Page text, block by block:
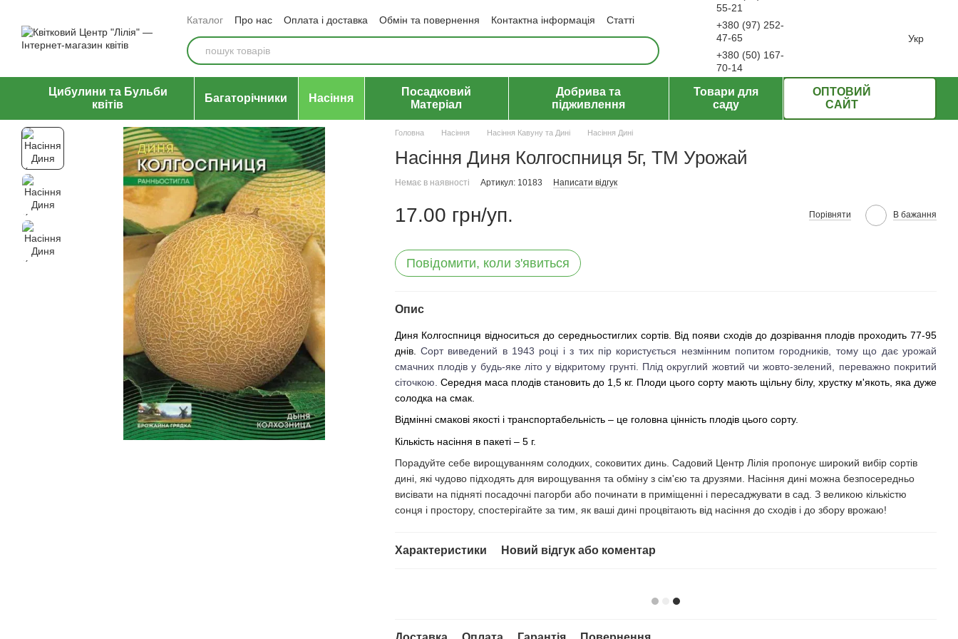
Каталог Про нас Оплата і доставка Обмін та повернення Контактна інформація
Статті
Відгуки про магазин
Угода користувача Політика конфіденційності Договір публічної оферти
55-21
+380 (97) 252-
47-65
+380 (50) 167-
70-14
Укр
Цибулини та Бульби
квітів
Багаторічники Насіння
Посадковий
Матеріал
Добрива та
підживлення
Товари для
саду
ОПТОВИЙ
САЙТ
Головна Насіння Насіння Кавуну та Дині Насіння Дині
Насіння Диня Колгоспниця 5г, ТМ Урожай
Немає в наявності Артикул: 10183 Написати відгук
17.00 грн/уп. Порівняти В бажання
Повідомити, коли з'явиться
Опис
Диня Колгоспниця відноситься до середньостиглих сортів. Від появи сходів до дозрівання плодів проходить 77-95
днів. Сорт виведений в 1943 році і з тих пір користується незмінним попитом городників, тому що дає урожай
смачних плодів у будь-яке літо у відкритому грунті.
Плід округлий жовтий чи жовто-зелений, переважно покритий
сіточкою. Середня маса плодів становить до 1,5 кг. Плоди цього сорту мають щільну білу, хрустку м'якоть, яка дуже
солодка на смак.
Відмінні смакові якості і транспортабельність – це головна цінність плодів цього сорту.
Кількість насіння в пакеті – 5 г.
Порадуйте себе вирощуванням солодких, соковитих динь. Садовий Центр Лілія пропонує широкий вибір сортів
дині, які чудово підходять для вирощування та обміну з сім'єю та друзями. Насіння дині можна безпосередньо
висівати на підняті посадочні пагорби або починати в приміщенні і пересаджувати в сад. З великою кількістю
сонця і простору, спостерігайте за тим, як ваші дині процвітають від насіння до сходів і до збору врожаю!
Характеристики Новий відгук або коментар